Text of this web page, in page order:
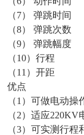
（7） 弹跳时
（8） 弹跳
（9） 弹跳幅
（10）行程
（11）
优点
（1）可做电动
（2）适应
（3）可实测行